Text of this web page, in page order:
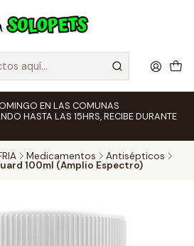
EN LAS COMUNAS
HASTA LAS 15HRS, RECIBE DURANTE
Medicamentos Antisépticos
100ml (Amplio Espectro)